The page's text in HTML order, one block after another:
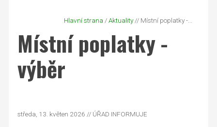
Hlavní strana /Aktuality// Místní poplatky -...
Místní poplatky -
výběr
středa, 13. květen 2026 // ÚŘAD INFORMUJE